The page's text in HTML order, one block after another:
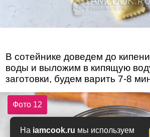
На iamcook.ru мы используем
В сотейнике доведем до
воды и выложим в кипящую
заготовки, будем варить 7-8
Фото 12